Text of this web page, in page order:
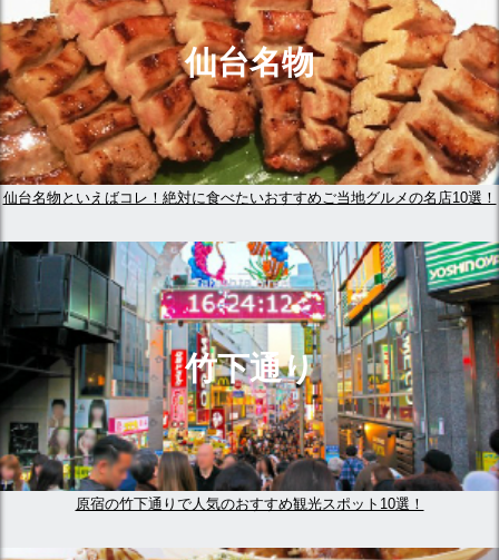
仙台名物
仙台名物といえばコレ！絶対に食べたいおすすめご当地グルメの名店10選！
竹下通り
原宿の竹下通りで人気のおすすめ観光スポット10選！